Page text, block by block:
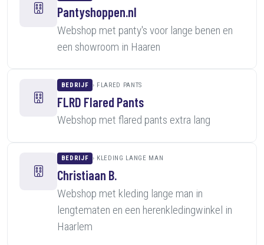
Pantyshoppen.nl
Webshop met panty's voor lange benen en
een showroom in Haaren
BEDRIJF FLARED PANTS
FLRD Flared Pants
Webshop met flared pants extra lang
BEDRIJF KLEDING LANGE MAN
Christiaan B.
Webshop met kleding lange man in
lengtematen en een herenkledingwinkel in
Haarlem